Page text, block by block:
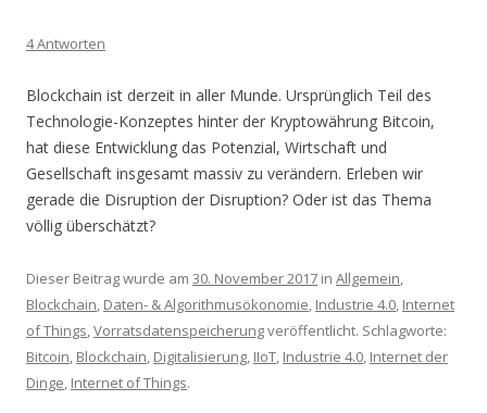
4 Antworten
Blockchain ist derzeit in aller Munde. Ursprünglich Teil des
Technologie-Konzeptes hinter der Kryptowährung Bitcoin,
hat diese Entwicklung das Potenzial, Wirtschaft und
Gesellschaft insgesamt massiv zu verändern. Erleben wir
gerade die Disruption der Disruption? Oder ist das Thema
völlig überschätzt?
Dieser Beitrag wurde am 30. November 2017 in Allgemein,
Blockchain, Daten- & Algorithmusökonomie, Industrie 4.0, Internet
of Things,Vorratsdatenspeicherungveröffentlicht. Schlagworte:
Bitcoin, Blockchain, Digitalisierung, IIoT, Industrie 4.0, Internet der
Dinge, Internet of Things.